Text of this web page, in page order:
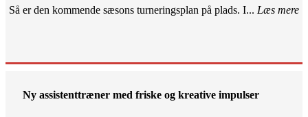
Så er den kommende sæsons turneringsplan på plads. I... Læs mere
Ny assistenttræner med friske og kreative impulser